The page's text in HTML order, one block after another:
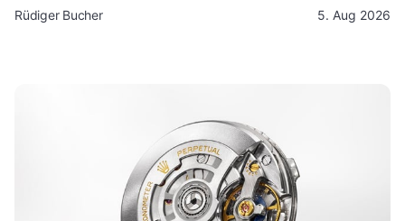
Rüdiger Bucher 5. Aug 2026